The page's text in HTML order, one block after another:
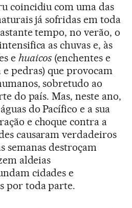
coincidiu com uma das
já sofridas em toda
tempo, no verão, o
as chuvas e, às
e huaicos (enchentes e
e pedras) que provocam
sobretudo ao
do país. Mas, neste ano,
do Pacífico e a sua
e choque contra a
causaram verdadeiros
semanas destroçam
aldeias
cidades e
por toda parte.